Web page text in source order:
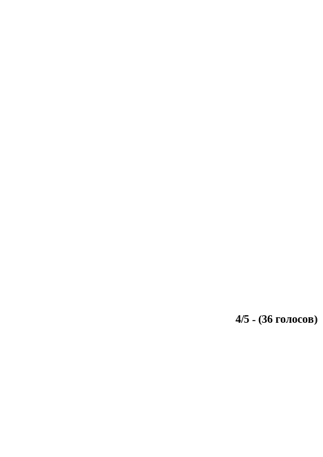
4/5 - (36 голосов)